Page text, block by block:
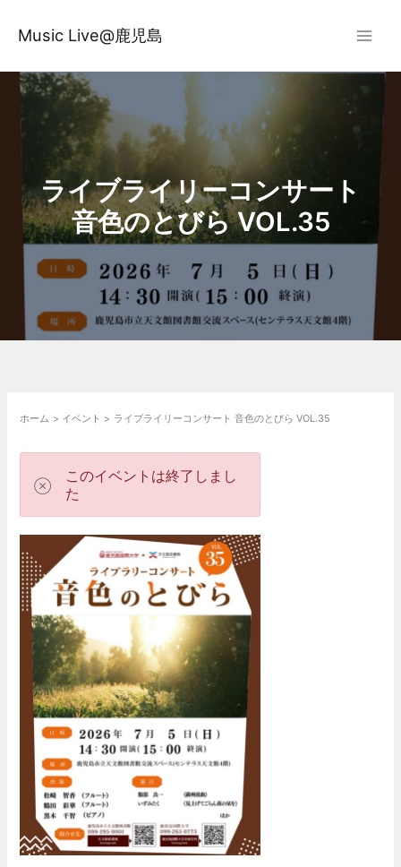
ス
Music Live@鹿児島
ライブライリーコンサート
音色のとびら VOL.35
ホーム イベント ライブライリーコンサート 音色のとびら VOL.35
このイベントは終了しまし
た